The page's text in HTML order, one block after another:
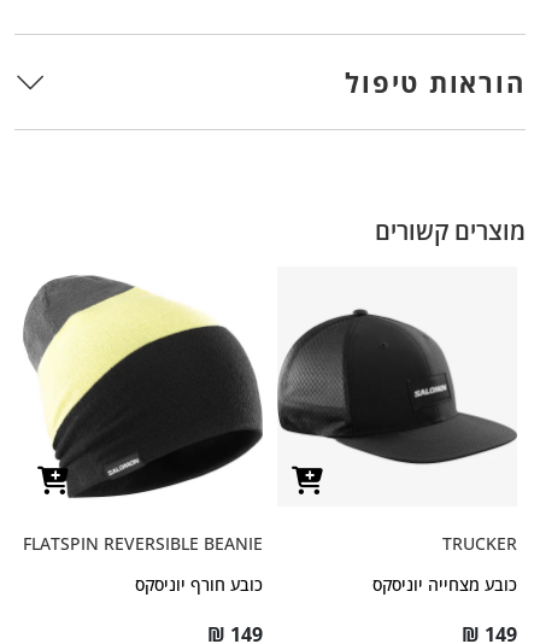
הוראות טיפול
מוצרים קשורים
TRUCKER
כובע מצחייה יוניסקס
₪ 149
FLATSPIN REVERSIBLE BEANIE
כובע חורף יוניסקס
₪ 149